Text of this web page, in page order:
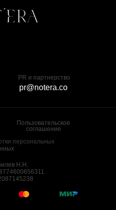
Н.Н.
персональных
Пользовательское
соглашение
pr@notera.co
PR и партнерство